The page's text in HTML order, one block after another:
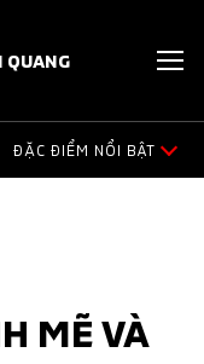
QUANG
ĐẶC ĐIỂM NỔI BẬT
ĐỘNG CƠ
MẼ VÀ